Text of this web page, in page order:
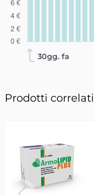
30gg. fa
Prodotti correlati